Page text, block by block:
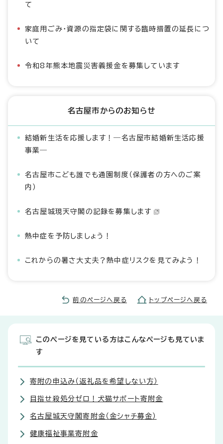
て
家庭用ごみ・資源の指定袋に関する臨時措置の延長につ
いて
令和8年熊本地震災害義援金を募集しています
名古屋市からのお知らせ
結婚新生活を応援します！―名古屋市結婚新生活応援
事業―
名古屋市こども誰でも通園制度（保護者の方へのご案
内）
名古屋城現天守閣の記録を募集します
熱中症を予防しましょう！
これからの暑さ大丈夫？熱中症リスクを見てみよう！
前のページへ戻る トップページへ戻る
このページを見ている方はこんなページも見ていま
す
寄附の申込み（返礼品を希望しない方）
目指せ殺処分ゼロ！犬猫サポート寄附金
名古屋城天守閣寄附金（金シャチ募金）
健康福祉事業寄附金